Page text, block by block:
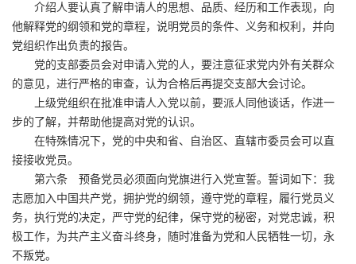
介绍人要认真了解申请人的思想、品质、经历和工作表现，向
他解释党的纲领和党的章程，说明党员的条件、义务和权利，并向
党组织作出负责的报告。
党的支部委员会对申请入党的人，要注意征求党内外有关群众
的意见，进行严格的审查，认为合格后再提交支部大会讨论。
上级党组织在批准申请人入党以前，要派人同他谈话，作进一
步的了解，并帮助他提高对党的认识。
在特殊情况下，党的中央和省、自治区、直辖市委员会可以直
接接收党员。
第六条 预备党员必须面向党旗进行入党宣誓。誓词如下：我
志愿加入中国共产党，拥护党的纲领，遵守党的章程，履行党员义
务，执行党的决定，严守党的纪律，保守党的秘密，对党忠诚，积
极工作，为共产主义奋斗终身，随时准备为党和人民牺牲一切，永
不叛党。